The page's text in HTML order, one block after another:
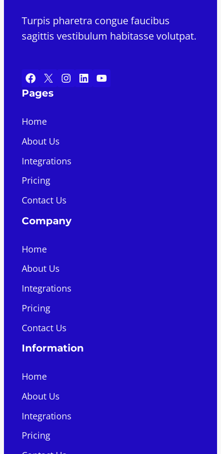
Turpis pharetra congue faucibus
sagittis vestibulum habitasse volutpat.
Facebook X Instagram LinkedIn YouTube
Pages
Home
About Us
Integrations
Pricing
Contact Us
Company
Home
About Us
Integrations
Pricing
Contact Us
Information
Home
About Us
Integrations
Pricing